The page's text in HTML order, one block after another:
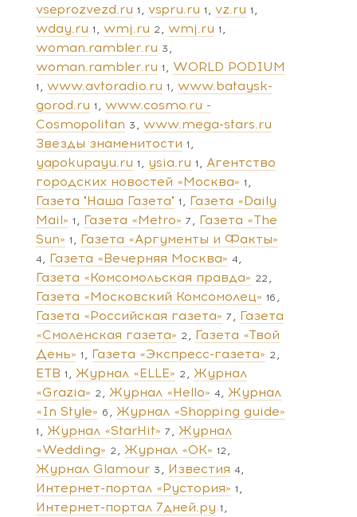
vseprozvezd.ru 1 vspru.ru 1 vz.ru 1
wday.ru 1 wmj.ru 2 wmj.ru 1
woman.rambler.ru 3
woman.rambler.ru 1 WORLD PODIUM
1 www.avtoradio.ru 1
www.bataysk-
gorod.ru 1
www.cosmo.ru -
Cosmopolitan 3
www.mega-stars.ru
Звезды знаменитости 1
yapokupayu.ru 1 ysia.ru 1
Агентство
городских новостей «Москва» 1
Газета "Наша Газета" 1
Газета «Daily
Mail» 1 Газета «Metro» 7
Газета «The
Sun» 1 Газета «Аргументы и Факты»
4 Газета «Вечерняя Москва» 4
Газета «Комсомольская правда» 22
Газета «Московский Комсомолец» 16
Газета «Российская газета» 7
Газета
«Смоленская газета» 2
Газета «Твой
День» 1 Газета «Экспресс-газета» 2
ЕТВ 1 Журнал «ELLE» 2
Журнал
«Grazia» 2 Журнал «Hello» 4
Журнал
«In Style» 6 Журнал «Shopping guide»
1 Журнал «StarHit» 7
Журнал
«Wedding» 2 Журнал «ОК» 12
Журнал Glamour 3 Известия 4
Интернет-портал «Рустория» 1
Интернет-портал 7дней.ру 1